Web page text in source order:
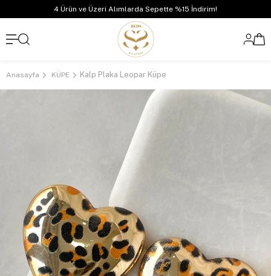
4 Ürün ve Üzeri Alımlarda Sepette %15 İndirim!
Anasayfa KÜPE Kalp Plaka Leopar Küpe